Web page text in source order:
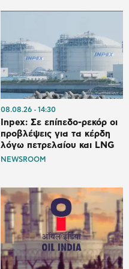
08.08.26 14:30
Inpex: Σε επίπεδο-ρεκόρ οι
προβλέψεις για τα κέρδη
λόγω πετρελαίου και LNG
NEWSROOM